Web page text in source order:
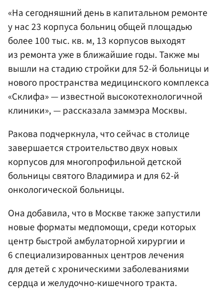
«На сегодняшний день в капитальном ремонте
у нас 23 корпуса больниц общей площадью
более 100 тыс. кв. м, 13 корпусов выходят
из ремонта уже в ближайшие годы. Также мы
вышли на стадию стройки для 52-й больницы и
нового пространства медицинского комплекса
«Склифа» — известной высокотехнологичной
клиники», — рассказала заммэра Москвы.
Ракова подчеркнула, что сейчас в столице
завершается строительство двух новых
корпусов для многопрофильной детской
больницы святого Владимира и для 62-й
онкологической больницы.
Она добавила, что в Москве также запустили
новые форматы медпомощи, среди которых
центр быстрой амбулаторной хирургии и
6 специализированных центров лечения
для детей с хроническими заболеваниями
сердца и желудочно-кишечного тракта.